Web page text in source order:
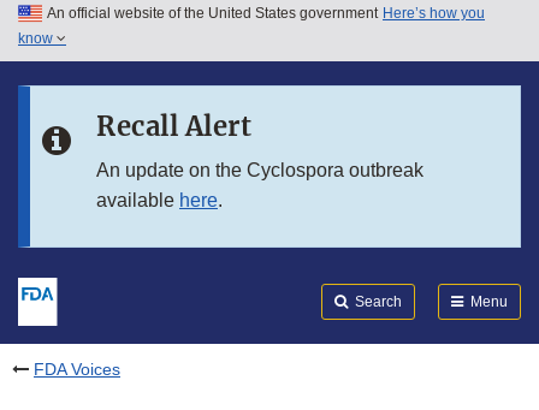
Skip to main content
Skip to in this section menu
An official website of the United States government Here’s how you
know
Recall Alert
An update on the Cyclospora outbreak
available here.
Search Menu
FDA Voices